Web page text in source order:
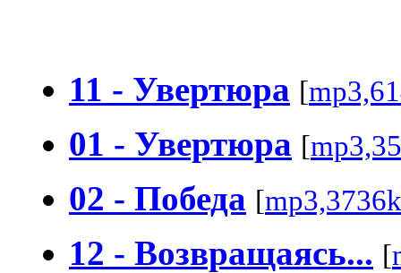
11 - Увертюра [
01 - Увертюра [
02 - Победа [mp3,3736k
12 - Возвращаясь... [